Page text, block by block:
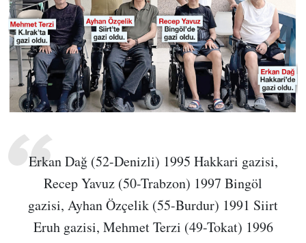
Erkan Dağ (52-Denizli) 1995 Hakkari gazisi,
Recep Yavuz (50-Trabzon) 1997 Bingöl
gazisi, Ayhan Özçelik (55-Burdur) 1991 Siirt
Eruh gazisi, Mehmet Terzi (49-Tokat) 1996